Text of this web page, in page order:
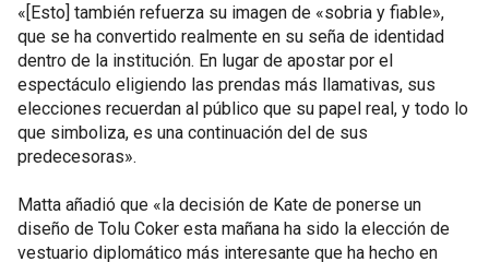
«[Esto] también refuerza su imagen de «sobria y fiable»,
que se ha convertido realmente en su seña de identidad
dentro de la institución. En lugar de apostar por el
espectáculo eligiendo las prendas más llamativas, sus
elecciones recuerdan al público que su papel real, y todo lo
que simboliza, es una continuación del de sus
predecesoras».
Matta añadió que «la decisión de Kate de ponerse un
diseño de Tolu Coker esta mañana ha sido la elección de
vestuario diplomático más interesante que ha hecho en